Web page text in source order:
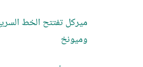
ميركل تفتتح الخط
وميونخ